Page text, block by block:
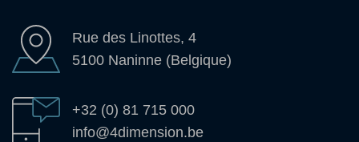
Rue des Linottes, 4
5100 Naninne (Belgique)
+32 (0) 81 715 000
info@4dimension.be